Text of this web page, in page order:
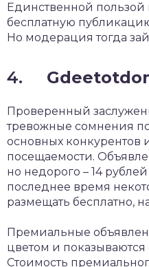
Единственной пользой
бесплатную
Но модерация тогда
4.
Проверенный
тревожные сомнения
основных конкурентов
посещаемости.
но недорого – 14
последнее время
размещать бесплатно,
Премиальные
цветом и
Стоимость